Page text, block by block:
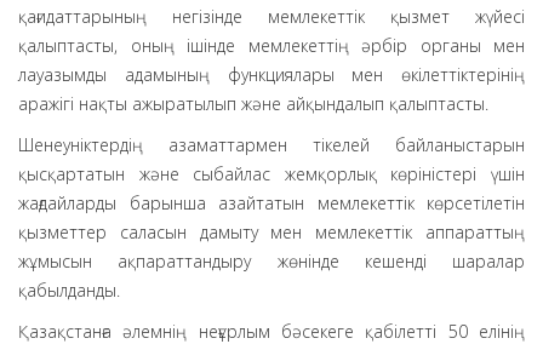
қағидаттарының негізінде мемлекеттік қызмет жүйесі
қалыптасты, оның ішінде мемлекеттің әрбір органы мен
лауазымды адамының функциялары мен өкілеттіктерінің
аражігі нақты ажыратылып және айқындалып қалыптасты.
Шенеуніктердің азаматтармен тікелей байланыстарын
қысқартатын және сыбайлас жемқорлық көріністері үшін
жағдайларды барынша азайтатын мемлекеттік көрсетілетін
қызметтер саласын дамыту мен мемлекеттік аппараттың
жұмысын ақпараттандыру жөнінде кешенді шаралар
қабылданды.
Қазақстанға әлемнің неғұрлым бәсекеге қабілетті 50 елінің